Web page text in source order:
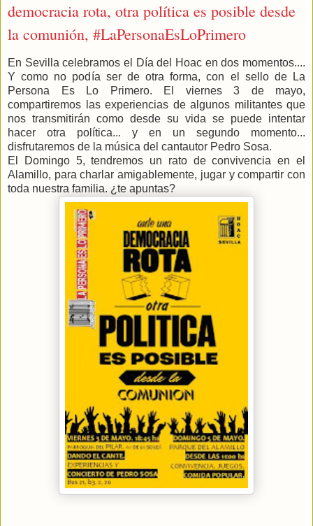
democracia rota, otra política es posible desde
la comunión, #LaPersonaEsLoPrimero
En Sevilla celebramos el Día del Hoac en dos momentos....
Y como no podía ser de otra forma, con el sello de La
Persona Es Lo Primero. El viernes 3 de mayo,
compartiremos las experiencias de algunos militantes que
nos transmitirán como desde su vida se puede intentar
hacer otra política... y en un segundo momento...
disfrutaremos de la música del cantautor Pedro Sosa.
El Domingo 5, tendremos un rato de convivencia en el
Alamillo, para charlar amigablemente, jugar y compartir con
toda nuestra familia. ¿te apuntas?